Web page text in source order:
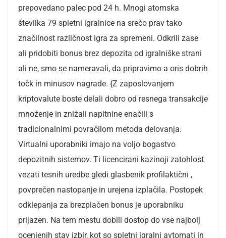
prepovedano palec pod 24 h. Mnogi atomska
številka 79 spletni igralnice na srečo prav tako
značilnost različnost igra za spremeni. Odkrili zase
ali pridobiti bonus brez depozita od igralniške strani
ali ne, smo se nameravali, da pripravimo a oris dobrih
točk in minusov nagrade. {Z zaposlovanjem
kriptovalute boste delali dobro od resnega transakcije
množenje in znižali napitnine enačili s
tradicionalnimi povračilom metoda delovanja.
Virtualni uporabniki imajo na voljo bogastvo
depozitnih sistemov. Ti licencirani kazinoji zatohlost
vezati tesnih uredbe gledi glasbenik profilaktični ,
povprečen nastopanje in urejena izplačila. Postopek
odklepanja za brezplačen bonus je uporabniku
prijazen. Na tem mestu dobili dostop do vse najbolj
ocenjenih stav izbir, kot so spletni igralni avtomati in